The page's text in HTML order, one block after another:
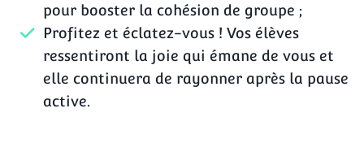
pour booster la cohésion de groupe ;
Profitez et éclatez-vous ! Vos élèves
ressentiront la joie qui émane de vous et
elle continuera de rayonner après la pause
active.